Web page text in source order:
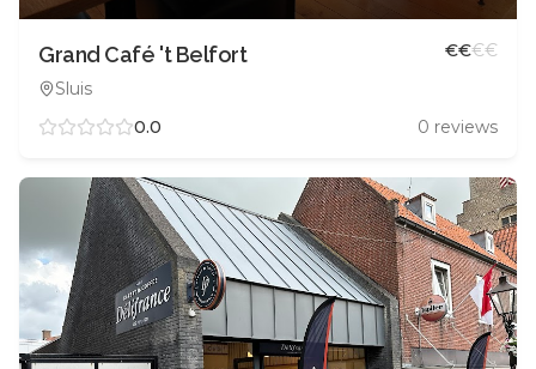
Grand Café 't Belfort
Sluis
€€€€
0.0 0 reviews